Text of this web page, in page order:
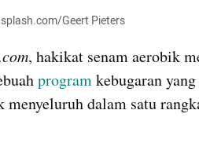
Geert Pieters
, hakikat senam aerobik
program kebugaran
dalam satu